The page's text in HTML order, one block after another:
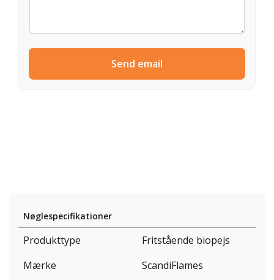
Send email
Nøglespecifikationer
Produkttype
Fritstående biopejs
Mærke
ScandiFlames